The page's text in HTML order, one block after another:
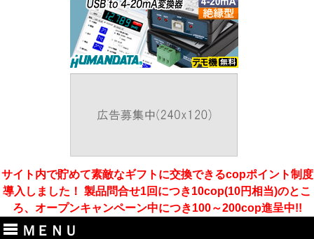
サイト内で貯めて素敵なギフトに交換できるcopポイント制度
導入しました！ 製品問合せ1回につき10cop(10円相当)のとこ
ろ、オープンキャンペーン中につき100～200cop進呈中!!
ＭＥＮＵ